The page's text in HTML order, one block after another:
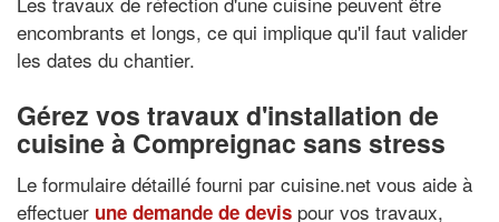
encombrants et longs, ce qui implique qu'il faut valider
les dates du chantier.
Gérez vos travaux d'installation de
cuisine à Compreignac sans stress
Le formulaire détaillé fourni par cuisine.net vous aide à
effectuer une demande de devis pour vos travaux,